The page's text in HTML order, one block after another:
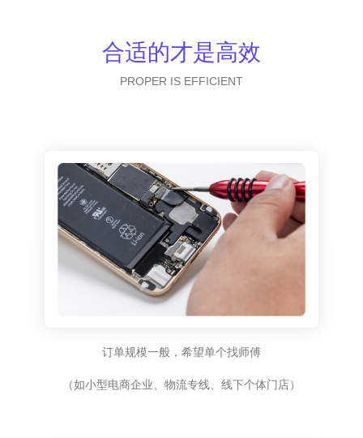
合适的才是高效
PROPER IS EFFICIENT
订单规模一般，希望单个找师傅
（如小型电商企业、物流专线、线下个体门店）